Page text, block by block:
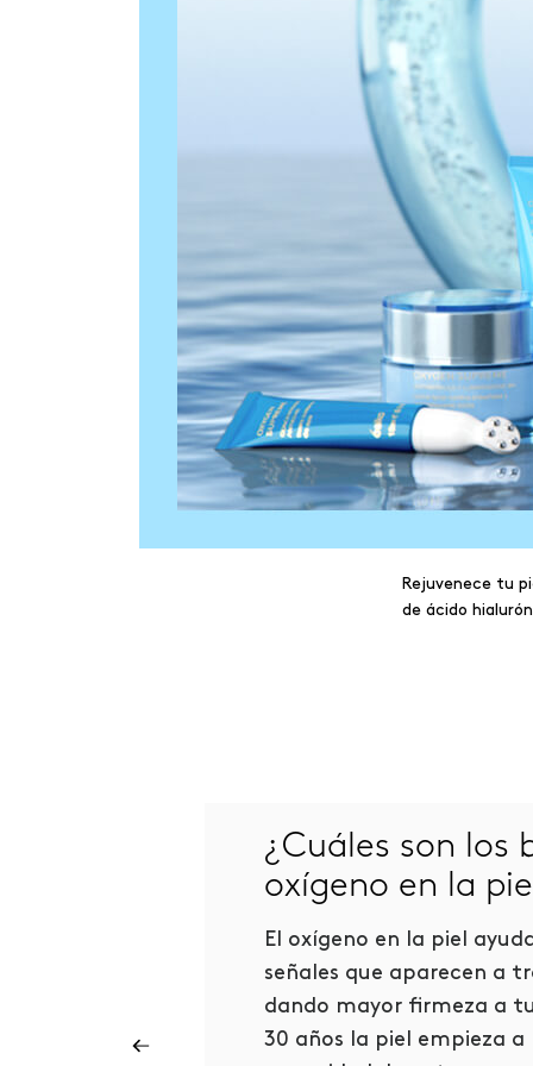
Rejuvenece tu
de ácido
¿Cuáles son los
oxígeno en la
El oxígeno en la piel
señales que aparecen a
dando mayor firmeza a
30 años la piel empieza a